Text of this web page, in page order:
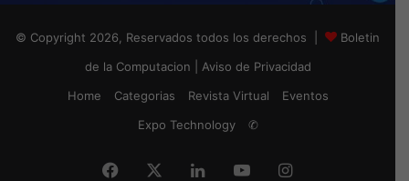
© Copyright 2026, Reservados todos los derechos |
Boletin
de la Computacion
Aviso de Privacidad
Home
Categorias Revista Virtual
Eventos
Expo Technology
✆
Facebook LinkedInYouTubeInstagram